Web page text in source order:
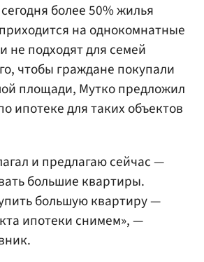
более 50% жилья
на однокомнатные
не подходят для семей
чтобы граждане покупали
площади, Мутко предложил
ипотеке для таких объектов
и предлагаю сейчас —
большие квартиры.
большую квартиру —
ипотеки снимем», —